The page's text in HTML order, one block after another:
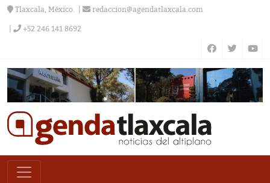
Tlaxcala, México. redaccion@agendatlaxcala.com
+52 246 141 8692